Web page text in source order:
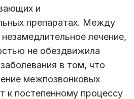
и
препаратах. Между
лечение,
не обездвижила
в том, что
межпозвонковых
к постепенному процессу